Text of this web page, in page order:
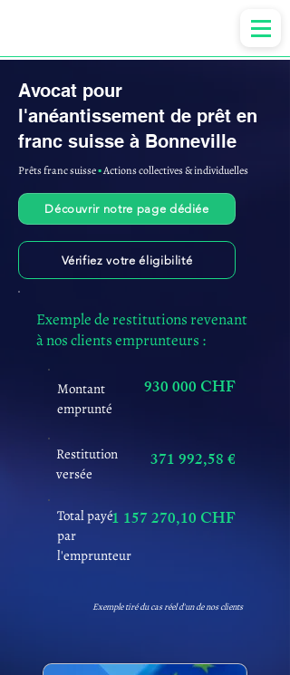
Avocat pour
l'anéantissement de prêt en
franc suisse à Bonneville
Prêts franc suisse▪︎Actions collectives & individuelles
Découvrir notre page dédiée
Vérifiez votre éligibilité
Exemple de restitutions revenant
à nos clients emprunteurs :
Montant
emprunté
930 000 CHF
Restitution
versée
371 992,58 €
Total payé
par
l'emprunteur
1 157 270,10 CHF
Exemple tiré du cas réel d'un de nos clients